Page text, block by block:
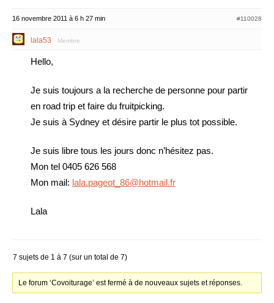
16 novembre 2011 à 6 h 27 min #110028
lala53 Membre
Hello,
Je suis toujours a la recherche de personne pour partir
en road trip et faire du fruitpicking.
Je suis à Sydney et désire partir le plus tot possible.
Je suis libre tous les jours donc n’hésitez pas.
Mon tel 0405 626 568
Mon mail: lala.pageot_86@hotmail.fr
Lala
7 sujets de 1 à 7 (sur un total de 7)
Le forum ‘Covoiturage’ est fermé à de nouveaux sujets et réponses.